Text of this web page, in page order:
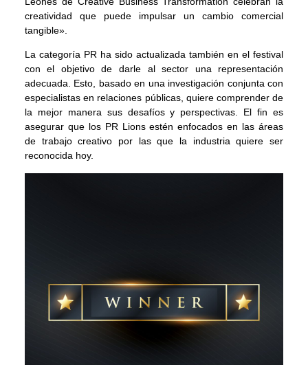
creatividad que puede impulsar un cambio comercial
tangible».
La categoría PR ha sido actualizada también en el festival
con el objetivo de darle al sector una representación
adecuada. Esto, basado en una investigación conjunta con
especialistas en relaciones públicas, quiere comprender de
la mejor manera sus desafíos y perspectivas. El fin es
asegurar que los PR Lions estén enfocados en las áreas
de trabajo creativo por las que la industria quiere ser
reconocida hoy.